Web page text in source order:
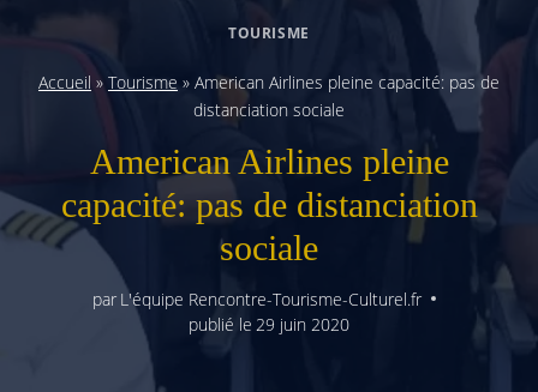
TOURISME
Accueil » Tourisme » American Airlines pleine capacité: pas de
distanciation sociale
American Airlines pleine
capacité: pas de distanciation
sociale
par L'équipe Rencontre-Tourisme-Culturel.fr
publié le 29 juin 2020